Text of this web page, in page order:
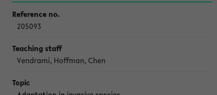
205093
Vendrami, Hoffman, Chen